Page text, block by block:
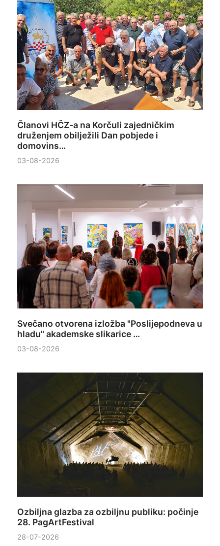
Članovi HČZ-a na Korčuli zajedničkim
druženjem obilježili Dan pobjede i
domovins…
03-08-2026
Svečano otvorena izložba "Poslijepodneva u
hladu" akademske slikarice …
03-08-2026
Ozbiljna glazba za ozbiljnu publiku: počinje
28. PagArtFestival
28-07-2026